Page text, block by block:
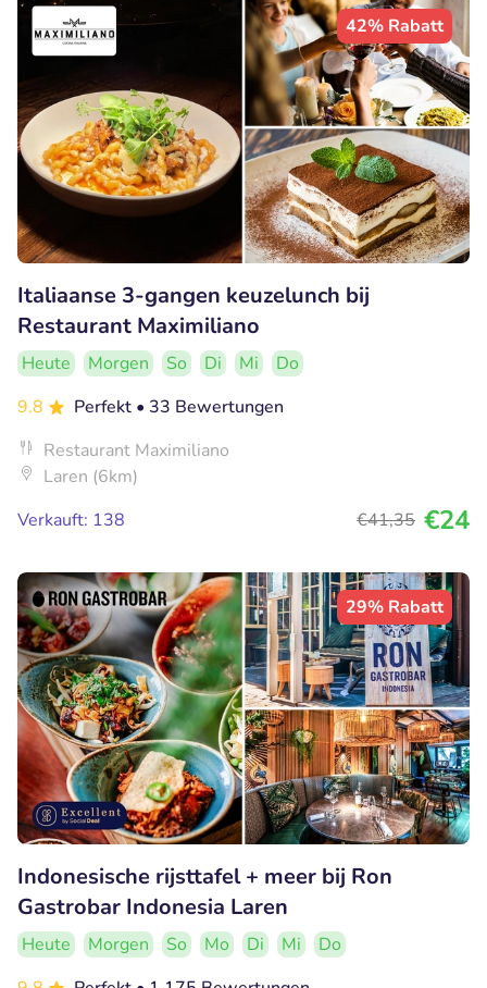
42% Rabatt
Italiaanse 3-gangen keuzelunch bij
Restaurant Maximiliano
Heute Morgen So Di Mi
Do
9.8
Perfekt • 33 Bewertungen
Restaurant Maximiliano
Laren (6km)
Verkauft: 138
€41,35 €24
29% Rabatt
Indonesische rijsttafel + meer bij Ron
Gastrobar Indonesia Laren
Heute Morgen So Mo Di Mi
Do